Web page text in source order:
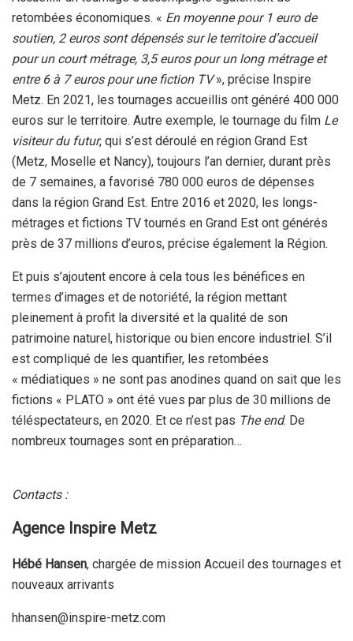
retombées économiques. « En moyenne pour 1 euro de
soutien, 2 euros sont dépensés sur le territoire d’accueil
pour un court métrage, 3,5 euros pour un long métrage et
entre 6 à 7 euros pour une fiction TV», précise Inspire
Metz. En 2021, les tournages accueillis ont généré 400 000
euros sur le territoire. Autre exemple, le tournage du film Le
visiteur du futur, qui s’est déroulé en région Grand Est
(Metz, Moselle et Nancy), toujours l’an dernier, durant près
de 7 semaines, a favorisé 780 000 euros de dépenses
dans la région Grand Est. Entre 2016 et 2020, les longs-
métrages et fictions TV tournés en Grand Est ont générés
près de 37 millions d’euros, précise également la Région.
Et puis s’ajoutent encore à cela tous les bénéfices en
termes d’images et de notoriété, la région mettant
pleinement à profit la diversité et la qualité de son
patrimoine naturel, historique ou bien encore industriel. S’il
est compliqué de les quantifier, les retombées
« médiatiques » ne sont pas anodines quand on sait que les
fictions « PLATO » ont été vues par plus de 30 millions de
téléspectateurs, en 2020. Et ce n’est pas The end. De
nombreux tournages sont en préparation…
Contacts :
Agence Inspire Metz
Hébé Hansen, chargée de mission Accueil des tournages et
nouveaux arrivants
hhansen@inspire-metz.com